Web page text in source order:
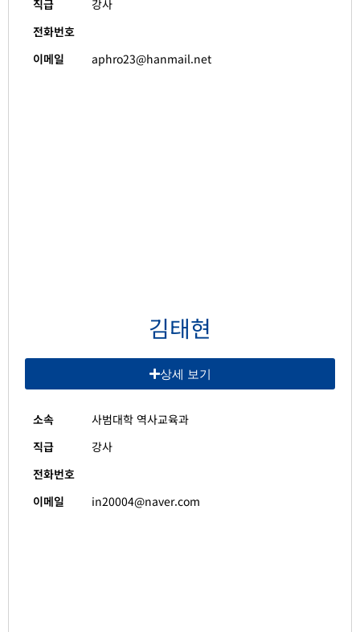
직급
강사
전화번호
이메일
aphro23@hanmail.net
김태현
상세 보기
소속
사범대학 역사교육과
직급
강사
전화번호
이메일
in20004@naver.com